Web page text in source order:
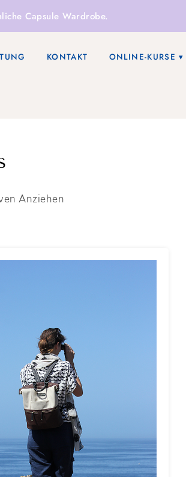
Capsule Wardrobe.
KONTAKT ONLINE-KURSE
Anziehen